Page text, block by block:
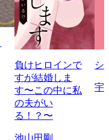
負けヒロインで
すが結婚しま
す〜この中に私
の夫がい
る！？〜
シ
宇